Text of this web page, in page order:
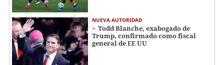
NUEVA AUTORIDAD
Todd Blanche, exabogado de
Trump, confirmado como fiscal
general de EE UU